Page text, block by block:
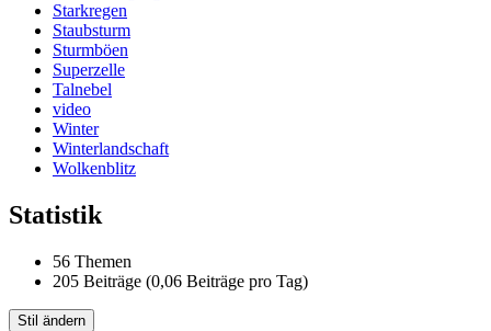
Starkregen
Staubsturm
Sturmböen
Superzelle
Talnebel
video
Winter
Winterlandschaft
Wolkenblitz
Statistik
56 Themen
205 Beiträge (0,06 Beiträge pro Tag)
Stil ändern